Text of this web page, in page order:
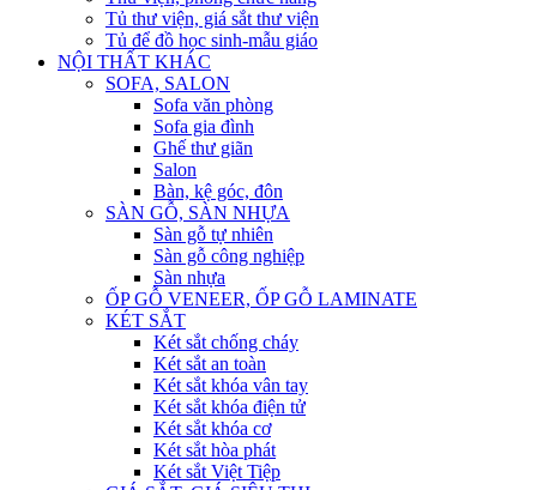
Tủ thư viện, giá sắt thư viện
Tủ để đồ học sinh-mẫu giáo
NỘI THẤT KHÁC
SOFA, SALON
Sofa văn phòng
Sofa gia đình
Ghế thư giãn
Salon
Bàn, kệ góc, đôn
SÀN GỖ, SÀN NHỰA
Sàn gỗ tự nhiên
Sàn gỗ công nghiệp
Sàn nhựa
ỐP GỖ VENEER, ỐP GỖ LAMINATE
KÉT SẮT
Két sắt chống cháy
Két sắt an toàn
Két sắt khóa vân tay
Két sắt khóa điện tử
Két sắt khóa cơ
Két sắt hòa phát
Két sắt Việt Tiệp